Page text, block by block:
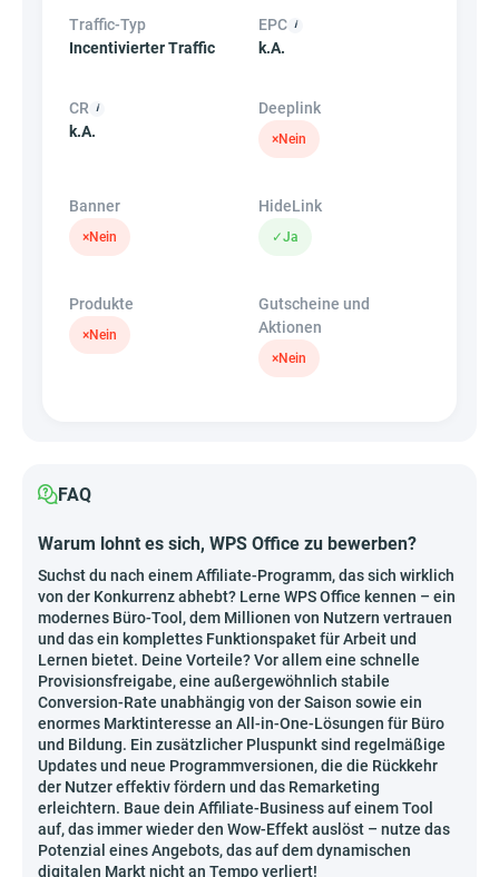
Traffic-Typ
Incentivierter Traffic
EPC
k.A.
CR
k.A.
Deeplink
×Nein
Banner
×Nein
HideLink
✓Ja
Produkte
×Nein
Gutscheine und
Aktionen
×Nein
FAQ
Warum lohnt es sich, WPS Office zu bewerben?
Suchst du nach einem Affiliate-Programm, das sich wirklich
von der Konkurrenz abhebt? Lerne WPS Office kennen – ein
modernes Büro-Tool, dem Millionen von Nutzern vertrauen
und das ein komplettes Funktionspaket für Arbeit und
Lernen bietet. Deine Vorteile? Vor allem eine schnelle
Provisionsfreigabe, eine außergewöhnlich stabile
Conversion-Rate unabhängig von der Saison sowie ein
enormes Marktinteresse an All-in-One-Lösungen für Büro
und Bildung. Ein zusätzlicher Pluspunkt sind regelmäßige
Updates und neue Programmversionen, die die Rückkehr
der Nutzer effektiv fördern und das Remarketing
erleichtern. Baue dein Affiliate-Business auf einem Tool
auf, das immer wieder den Wow-Effekt auslöst – nutze das
Potenzial eines Angebots, das auf dem dynamischen
digitalen Markt nicht an Tempo verliert!